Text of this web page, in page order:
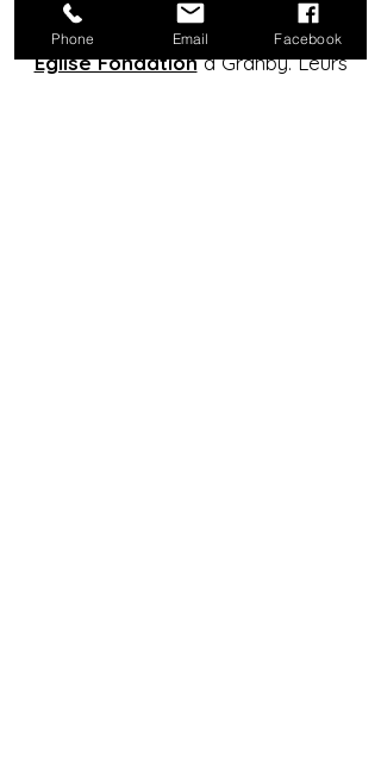
et son équipeont ouvert une
Église Fondationà Granby. Leurs
Phone Email Facebook